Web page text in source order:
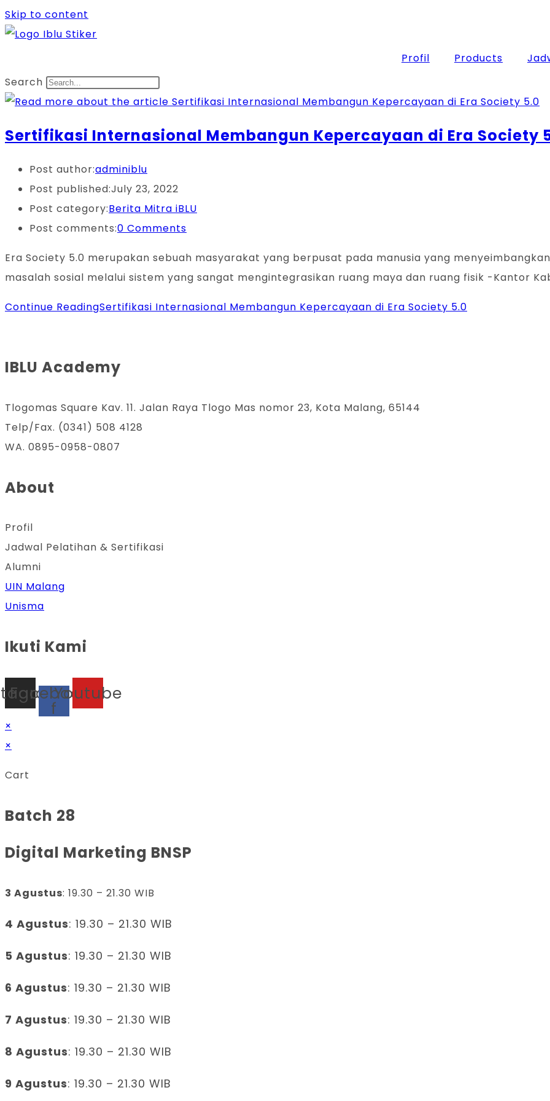
Skip to content
Profil Products
Search
Sertifikasi Internasional Membangun Kepercayaan di Era Society
Post author:adminiblu
Post published:July 23, 2022
Post category:Berita Mitra iBLU
Post comments:0 Comments
Era Society 5.0 merupakan sebuah masyarakat yang berpusat pada manusia yang
masalah sosial melalui sistem yang sangat mengintegrasikan ruang maya dan ruang fisik -Kantor
Continue ReadingSertifikasi Internasional Membangun Kepercayaan di Era Society 5.0
IBLU Academy
Tlogomas Square Kav. 11. Jalan Raya Tlogo Mas nomor 23, Kota Malang, 65144
Telp/Fax. (0341) 508 4128
WA. 0895-0958-0807
About
Profil
Jadwal Pelatihan & Sertifikasi
Alumni
UIN Malang
Unisma
Ikuti Kami
Facebook-
f
Youtube
×
×
Cart
Batch 28
Digital Marketing BNSP
3 Agustus: 19.30 – 21.30 WIB
4 Agustus: 19.30 – 21.30 WIB
5 Agustus: 19.30 – 21.30 WIB
6 Agustus: 19.30 – 21.30 WIB
7 Agustus: 19.30 – 21.30 WIB
8 Agustus: 19.30 – 21.30 WIB
9 Agustus: 19.30 – 21.30 WIB